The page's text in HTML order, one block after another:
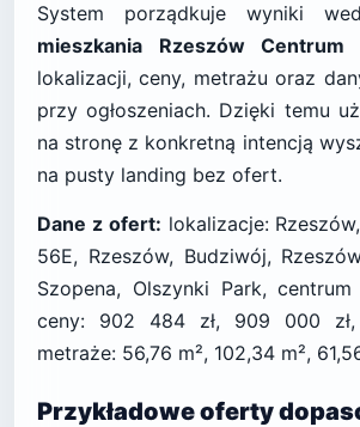
System porządkuje wyniki
mieszkania Rzeszów
lokalizacji, ceny, metrażu oraz
przy ogłoszeniach. Dzięki temu
na stronę z konkretną intencją
na pusty landing bez ofert.
Dane z ofert: lokalizacje:
56E, Rzeszów, Budziwój,
Szopena, Olszynki Park,
ceny: 902 484 zł, 909 000 zł,
metraże: 56,76 m², 102,34 m²,
Przykładowe oferty